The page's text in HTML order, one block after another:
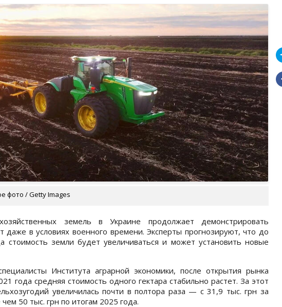
фото / Getty Images
земель в Украине продолжает демонстрировать
даже в условиях военного времени. Эксперты прогнозируют, что до
стоимость земли будет увеличиваться и может установить новые
Института аграрной экономики, после открытия рынка
года средняя стоимость одного гектара стабильно растет. За этот
увеличилась почти в полтора раза — с 31,9 тыс. грн за
50 тыс. грн по итогам 2025 года.